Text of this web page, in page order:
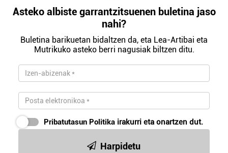
Asteko albiste garrantzitsuenen buletina jaso
nahi?
Buletina barikuetan bidaltzen da, eta Lea-Artibai eta
Mutrikuko asteko berri nagusiak biltzen ditu.
Pribatutasun Politika irakurri eta onartzen dut.
Harpidetu